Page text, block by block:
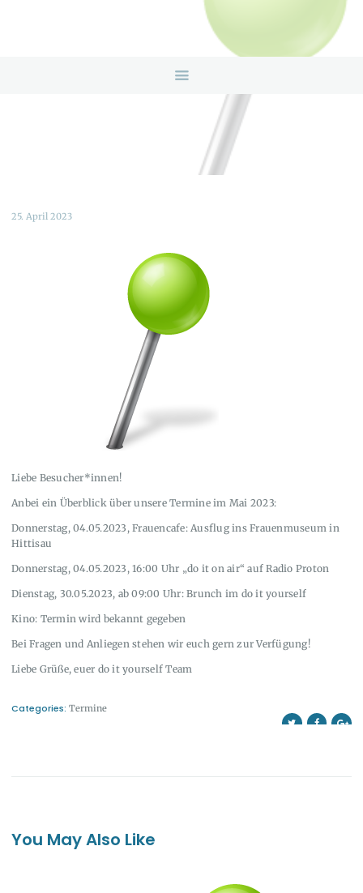
25. April 2023
Liebe Besucher*innen!
Anbei ein Überblick über unsere Termine im Mai 2023:
Donnerstag, 04.05.2023, Frauencafe: Ausflug ins Frauenmuseum in
Hittisau
Donnerstag, 04.05.2023, 16:00 Uhr „do it on air“ auf Radio Proton
Dienstag, 30.05.2023, ab 09:00 Uhr: Brunch im do it yourself
Kino: Termin wird bekannt gegeben
Bei Fragen und Anliegen stehen wir euch gern zur Verfügung!
Liebe Grüße, euer do it yourself Team
Categories: Termine
You May Also Like